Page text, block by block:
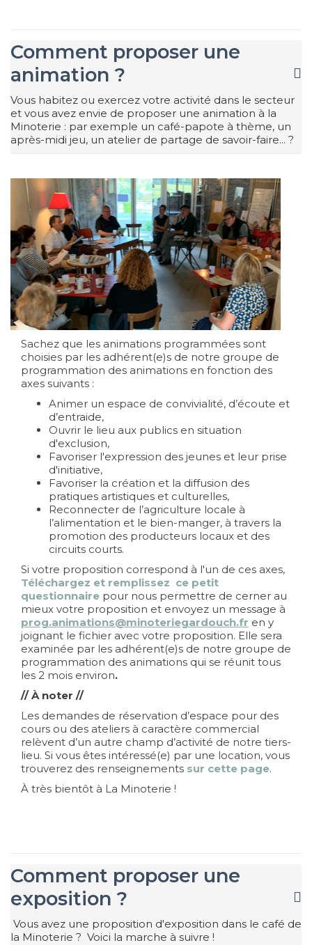
Comment proposer une
animation ?
Vous habitez ou exercez votre activité dans le secteur
et vous avez envie de proposer une animation à la
Minoterie : par exemple un café-papote à thème, un
après-midi jeu, un atelier de partage de savoir-faire... ?
Sachez que les animations programmées sont
choisies par les adhérent(e)s de notre groupe de
programmation des animations en fonction des
axes suivants :
Animer un espace de convivialité, d’écoute et
d’entraide,
Ouvrir le lieu aux publics en situation
d'exclusion,
Favoriser l'expression des jeunes et leur prise
d'initiative,
Favoriser la création et la diffusion des
pratiques artistiques et culturelles,
Reconnecter de l’agriculture locale à
l’alimentation et le bien-manger, à travers la
promotion des producteurs locaux et des
circuits courts.
Si votre proposition correspond à l'un de ces axes,
Téléchargez et remplissez ce petit
questionnaire pour nous permettre de cerner au
mieux votre proposition et envoyez un message à
prog.animations@minoteriegardouch.fr en y
joignant le fichier avec votre proposition. Elle sera
examinée par les adhérent(e)s de notre groupe de
programmation des animations qui se réunit tous
les 2 mois environ.
// À noter //
Les demandes de réservation d’espace pour des
cours ou des ateliers à caractère commercial
relèvent d’un autre champ d’activité de notre tiers-
lieu. Si vous êtes intéressé(e) par une location, vous
trouverez des renseignements sur cette page.
À très bientôt à La Minoterie !
Comment proposer une
exposition ?
Vous avez une proposition d'exposition dans le café de
la Minoterie ? Voici la marche à suivre !